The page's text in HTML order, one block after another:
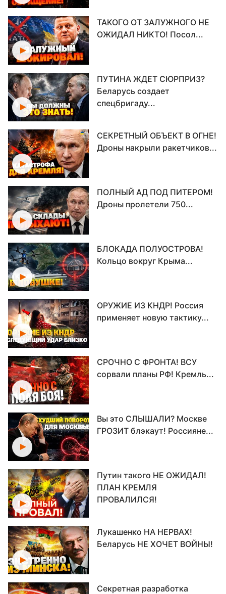
ТАКОГО ОТ ЗАЛУЖНОГО НЕ
ОЖИДАЛ НИКТО! Посол...
ПУТИНА ЖДЕТ СЮРПРИЗ?
Беларусь создает
спецбригаду...
СЕКРЕТНЫЙ ОБЪЕКТ В ОГНЕ!
Дроны накрыли ракетчиков...
ПОЛНЫЙ АД ПОД ПИТЕРОМ!
Дроны пролетели 750...
БЛОКАДА ПОЛУОСТРОВА!
Кольцо вокруг Крыма...
ОРУЖИЕ ИЗ КНДР! Россия
применяет новую тактику...
СРОЧНО С ФРОНТА! ВСУ
сорвали планы РФ! Кремль...
Вы это СЛЫШАЛИ? Москве
ГРОЗИТ блэкаут! Россияне...
Путин такого НЕ ОЖИДАЛ!
ПЛАН КРЕМЛЯ
ПРОВАЛИЛСЯ!
Лукашенко НА НЕРВАХ!
Беларусь НЕ ХОЧЕТ ВОЙНЫ!
Секретная разработка